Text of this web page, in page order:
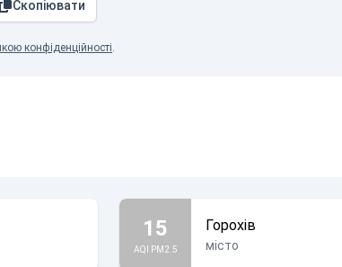
Скопіювати
конфіденційності.
15
AQI PM2.5
Горохів
місто